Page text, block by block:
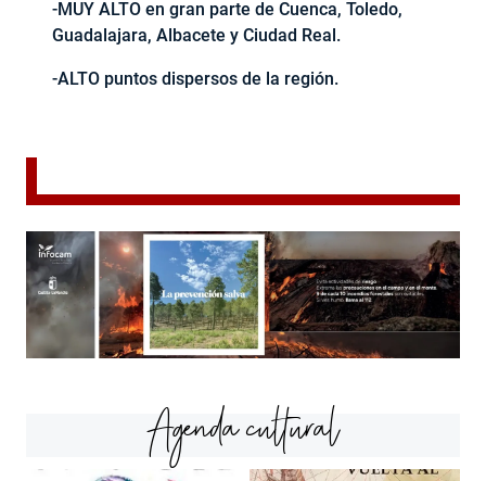
-MUY ALTO en gran parte de Cuenca, Toledo,
Guadalajara, Albacete y Ciudad Real.
-ALTO puntos dispersos de la región.
Agenda cultural